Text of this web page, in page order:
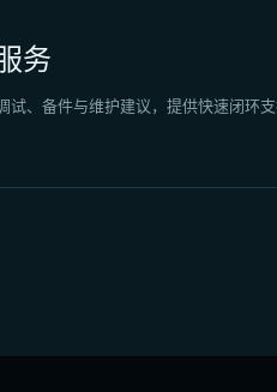
务
试、备件与维护建议，提供快速闭环支